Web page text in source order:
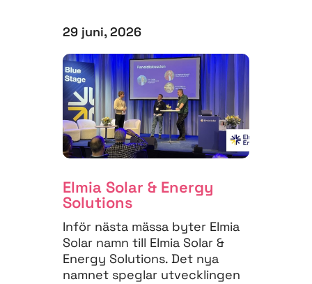
29 juni, 2026
Elmia Solar & Energy
Solutions
Inför nästa mässa byter Elmia
Solar namn till Elmia Solar &
Energy Solutions. Det nya
namnet speglar utvecklingen